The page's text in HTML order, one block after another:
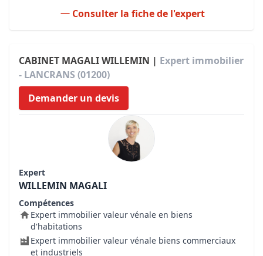
Consulter la fiche de l'expert
CABINET MAGALI WILLEMIN | Expert immobilier
- LANCRANS (01200)
Demander un devis
Expert
WILLEMIN MAGALI
Compétences
Expert immobilier valeur vénale en biens
d'habitations
Expert immobilier valeur vénale biens commerciaux
et industriels